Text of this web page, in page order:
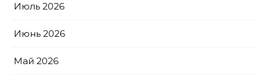
Июль 2026
Июнь 2026
Май 2026